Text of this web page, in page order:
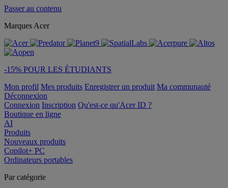
Passer au contenu
Marques Acer
-15% POUR LES ÉTUDIANTS
Mon profil Mes produits Enregistrer un produit Ma communauté
Déconnexion
Connexion Inscription Qu'est-ce qu'Acer ID ?
Boutique en ligne
AI
Produits
Nouveaux produits
Copilot+ PC
Ordinateurs portables
Par catégorie